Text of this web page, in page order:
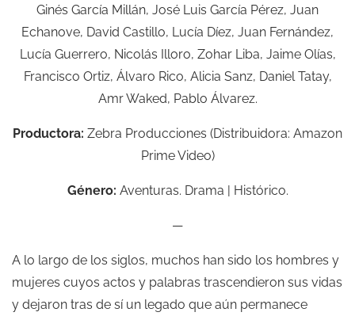
Ginés García Millán, José Luis García Pérez, Juan
Echanove, David Castillo, Lucía Díez, Juan Fernández,
Lucía Guerrero, Nicolás Illoro, Zohar Liba, Jaime Olías,
Francisco Ortiz, Álvaro Rico, Alicia Sanz, Daniel Tatay,
Amr Waked, Pablo Álvarez.
Productora: Zebra Producciones (Distribuidora: Amazon
Prime Video)
Género: Aventuras. Drama | Histórico.
—
A lo largo de los siglos, muchos han sido los hombres y
mujeres cuyos actos y palabras trascendieron sus vidas
y dejaron tras de sí un legado que aún permanece